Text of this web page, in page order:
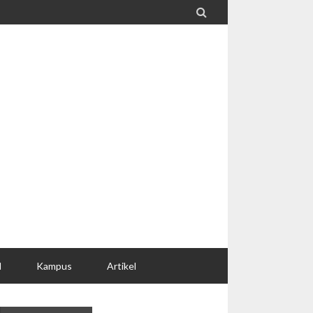

Kampus Artikel